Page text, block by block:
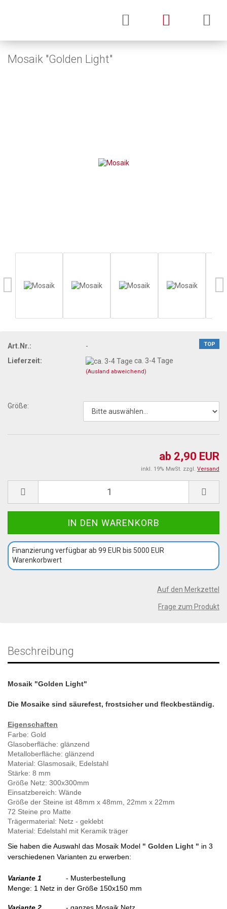
Mosaik "Golden Light"
TOP
Art.Nr.:
-
Lieferzeit:
ca. 3-4 Tage
(Ausland abweichend)
Größe:
ab 2,90 EUR
inkl. 19% MwSt. zzgl. Versand
Finanzierung verfügbar ab 99 EUR bis 5000 EUR
Warenkorbwert
Auf den Merkzettel
Frage zum Produkt
Beschreibung
Mosaik "Golden Light"
Die Mosaike sind säurefest, frostsicher und fleckbeständig.
Eigenschaften
Farbe: Gold
Glasoberfläche: glänzend
Metalloberfläche: glänzend
Material: Glasmosaik, Edelstahl
Stärke: 8 mm
Größe Netz: 300x300mm
Einsatzbereich: Wände
Größe der Steine ist 48mm x 48mm, 22mm x 22mm
72 Steine pro Matte
Trägermaterial: Netz - geklebt
Material: Edelstahl mit Keramik träger
Sie haben die Auswahl das Mosaik Model " Golden Light " in 3
verschiedenen Varianten zu erwerben:
Variante 1
- Musterbestellung
Menge: 1 Netz in der Größe 150x150 mm